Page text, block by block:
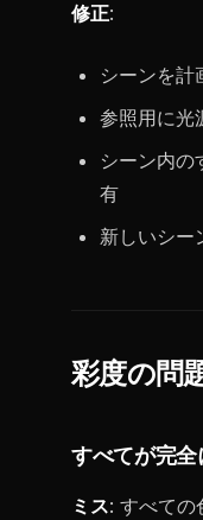
修正:
シーンを計
参照用に光
シーン内の
有
新しいシー
彩度の問
すべてが完全
ミス: すべての